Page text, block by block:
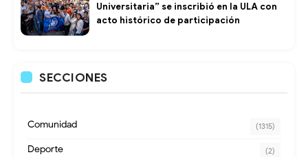
Universitaria” se inscribió en la ULA con
acto histórico de participación
SECCIONES
Comunidad (1315)
Deporte (2)